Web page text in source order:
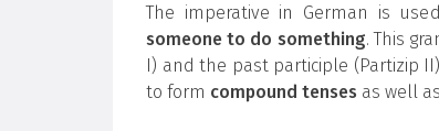
The imperative in German is
someone to do something. This
I) and the past participle (Partizip
to form compound tenses as well